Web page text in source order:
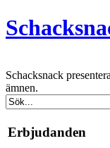
Schacksnack
ämnen.
Erbjudanden